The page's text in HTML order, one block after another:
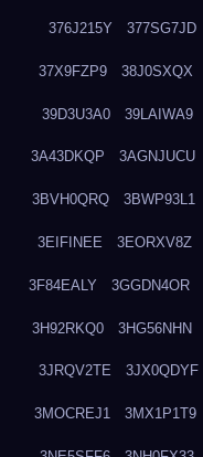
376J215Y 377SG7JD
37X9FZP9 38J0SXQX
39D3U3A0 39LAIWA9
3A43DKQP 3AGNJUCU
3BVH0QRQ 3BWP93L1
3EIFINEE 3EORXV8Z
3F84EALY 3GGDN4OR
3H92RKQ0 3HG56NHN
3JRQV2TE 3JX0QDYF
3MOCREJ1 3MX1P1T9